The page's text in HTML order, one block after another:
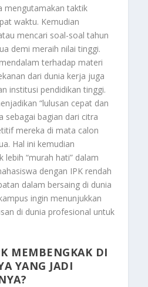
mengutamakan taktik
waktu. Kemudian
mencari soal-soal tahun
demi meraih nilai tinggi.
terhadap materi
dari dunia kerja juga
institusi pendidikan tinggi.
“lulusan cepat dan
sebagai bagian dari citra
mereka di mata calon
Hal ini kemudian
“murah hati” dalam
dengan IPK rendah
dalam bersaing di dunia
ingin menunjukkan
di dunia profesional untuk
MEMBENGKAK DI
YANG JADI